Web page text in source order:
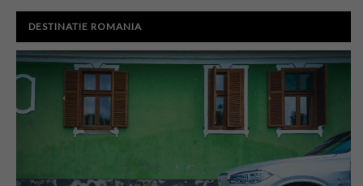
DESTINATIE ROMANIA